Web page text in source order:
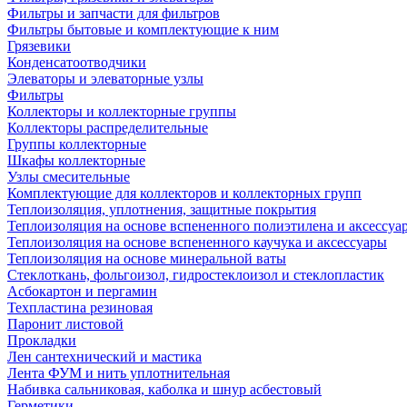
Фильтры и запчасти для фильтров
Фильтры бытовые и комплектующие к ним
Грязевики
Конденсатоотводчики
Элеваторы и элеваторные узлы
Фильтры
Коллекторы и коллекторные группы
Коллекторы распределительные
Группы коллекторные
Шкафы коллекторные
Узлы смесительные
Комплектующие для коллекторов и коллекторных групп
Теплоизоляция, уплотнения, защитные покрытия
Теплоизоляция на основе вспененного полиэтилена и
Теплоизоляция на основе вспененного каучука и аксессуары
Теплоизоляция на основе минеральной ваты
Стеклоткань, фольгоизол, гидростеклоизол и стеклопластик
Асбокартон и пергамин
Техпластина резиновая
Паронит листовой
Прокладки
Лен сантехнический и мастика
Лента ФУМ и нить уплотнительная
Набивка сальниковая, каболка и шнур асбестовый